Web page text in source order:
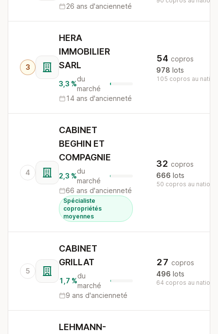
26 ans d'ancienneté
3
HERA
IMMOBILIER
SARL
3,3 %
du
marché
14 ans d'ancienneté
54 copros
978 lots
105 copros au
4
CABINET
BEGHIN ET
COMPAGNIE
2,3 %
du
marché
66 ans d'ancienneté
Spécialiste
copropriétés
moyennes
32 copros
666 lots
50 copros au national
5
CABINET
GRILLAT
1,7 %
du
marché
9 ans d'ancienneté
27 copros
496 lots
64 copros au national
LEHMANN-